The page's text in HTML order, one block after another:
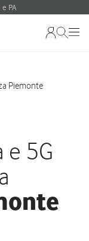
PA
Piemonte
e 5G